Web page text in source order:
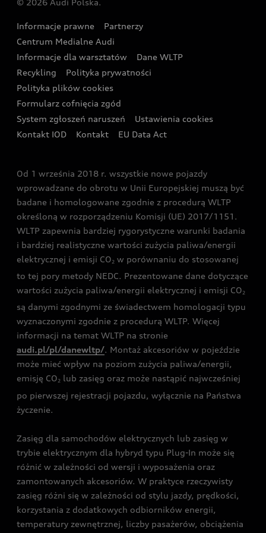
Wyszukaj najbliższego Partnera Audi
Oferta dla przedsiębiorców
Oferta dla klientów prywatnych
Kalkulator rat
Ubezpieczenie
Audi exclusive
Zasięg
Gwarancja
Akcje serwisowe Audi
Katalog online akcesoriów
Audi i Muzeum Sztuki Nowoczesnej w Warszawie
Audi driving experience
Audi quattro Cup
Audi i Puchar Świata w Skokach Narciarskich w
Zakopanem
© 2026 Audi Polska.
Informacje prawne
Partnerzy
Centrum Medialne Audi
Informacje dla warsztatów
Dane WLTP
Recykling
Polityka prywatności
Polityka plików cookies
Formularz cofnięcia zgód
System zgłoszeń naruszeń
Ustawienia cookies
Kontakt IOD
Kontakt EU Data Act
Od 1 września 2018 r. wszystkie nowe pojazdy
wprowadzane do obrotu w Unii Europejskiej muszą być
badane i homologowane zgodnie z procedurą WLTP
określoną w rozporządzeniu Komisji (UE) 2017/1151.
WLTP zapewnia bardziej rygorystyczne warunki badania
i bardziej realistyczne wartości zużycia paliwa/energii
elektrycznej i emisji CO2 w porównaniu do stosowanej
to tej pory metody NEDC. Prezentowane dane dotyczące
wartości zużycia paliwa/energii elektrycznej i emisji CO2
są danymi zgodnymi ze świadectwem homologacji typu
wyznaczonymi zgodnie z procedurą WLTP. Więcej
informacji na temat WLTP na stronie
audi.pl/pl/danewltp/. Montaż akcesoriów w pojeździe
może mieć wpływ na poziom zużycia paliwa/energii,
emisję CO2 lub zasięg oraz może nastąpić najwcześniej
po pierwszej rejestracji pojazdu, wyłącznie na Państwa
życzenie.
Zasięg dla samochodów elektrycznych lub zasięg w
trybie elektrycznym dla hybryd typu Plug-In może się
różnić w zależności od wersji i wyposażenia oraz
zamontowanych akcesoriów. W praktyce rzeczywisty
zasięg różni się w zależności od stylu jazdy, prędkości,
korzystania z dodatkowych odbiorników energii,
temperatury zewnętrznej, liczby pasażerów, obciążenia